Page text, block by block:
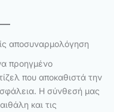
αποσυναρμολόγηση
προηγμένο
που αποκαθιστά την
Η σύνθεσή μας
και τις